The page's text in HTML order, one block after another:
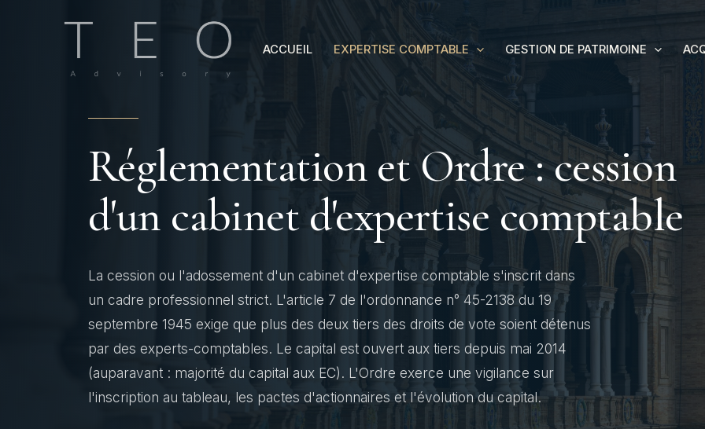
ACCUEIL EXPERTISE COMPTABLE GESTION DE PATRIMOINE
Réglementation et Ordre : cession
d'un cabinet d'expertise comptable
La cession ou l'adossement d'un cabinet d'expertise comptable s'inscrit dans
un cadre professionnel strict. L'article 7 de l'ordonnance n° 45-2138 du 19
septembre 1945 exige que plus des deux tiers des droits de vote soient détenus
par des experts-comptables. Le capital est ouvert aux tiers depuis mai 2014
(auparavant : majorité du capital aux EC). L'Ordre exerce une vigilance sur
l'inscription au tableau, les pactes d'actionnaires et l'évolution du capital.